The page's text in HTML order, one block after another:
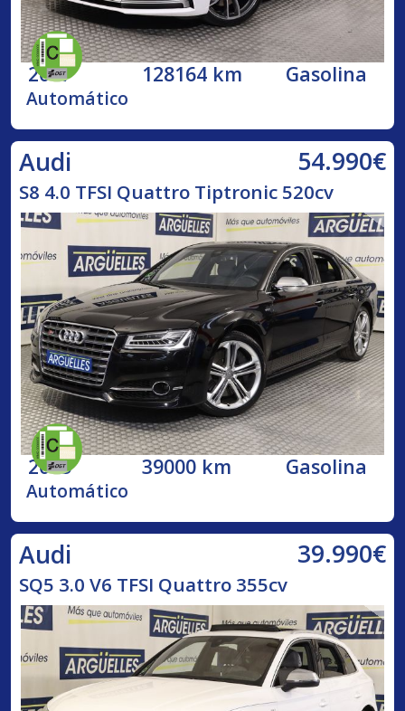
2017 128164 km Gasolina
Automático
Audi 54.990€
S8 4.0 TFSI Quattro Tiptronic 520cv
2015 39000 km Gasolina
Automático
Audi 39.990€
SQ5 3.0 V6 TFSI Quattro 355cv